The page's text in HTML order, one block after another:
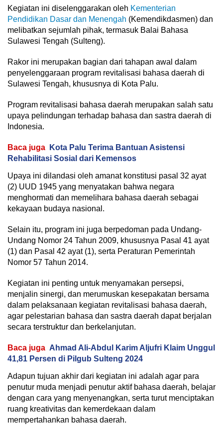
Kegiatan ini diselenggarakan oleh Kementerian
Pendidikan Dasar dan Menengah (Kemendikdasmen) dan
melibatkan sejumlah pihak, termasuk Balai Bahasa
Sulawesi Tengah (Sulteng).
Rakor ini merupakan bagian dari tahapan awal dalam
penyelenggaraan program revitalisasi bahasa daerah di
Sulawesi Tengah, khususnya di Kota Palu.
Program revitalisasi bahasa daerah merupakan salah satu
upaya pelindungan terhadap bahasa dan sastra daerah di
Indonesia.
Baca juga
Kota Palu Terima Bantuan Asistensi
Rehabilitasi Sosial dari Kemensos
Upaya ini dilandasi oleh amanat konstitusi pasal 32 ayat
(2) UUD 1945 yang menyatakan bahwa negara
menghormati dan memelihara bahasa daerah sebagai
kekayaan budaya nasional.
Selain itu, program ini juga berpedoman pada Undang-
Undang Nomor 24 Tahun 2009, khususnya Pasal 41 ayat
(1) dan Pasal 42 ayat (1), serta Peraturan Pemerintah
Nomor 57 Tahun 2014.
Kegiatan ini penting untuk menyamakan persepsi,
menjalin sinergi, dan merumuskan kesepakatan bersama
dalam pelaksanaan kegiatan revitalisasi bahasa daerah,
agar pelestarian bahasa dan sastra daerah dapat berjalan
secara terstruktur dan berkelanjutan.
Baca juga Ahmad Ali-Abdul Karim Aljufri Klaim Unggul
41,81 Persen di Pilgub Sulteng 2024
Adapun tujuan akhir dari kegiatan ini adalah agar para
penutur muda menjadi penutur aktif bahasa daerah, belajar
dengan cara yang menyenangkan, serta turut menciptakan
ruang kreativitas dan kemerdekaan dalam
mempertahankan bahasa daerah.